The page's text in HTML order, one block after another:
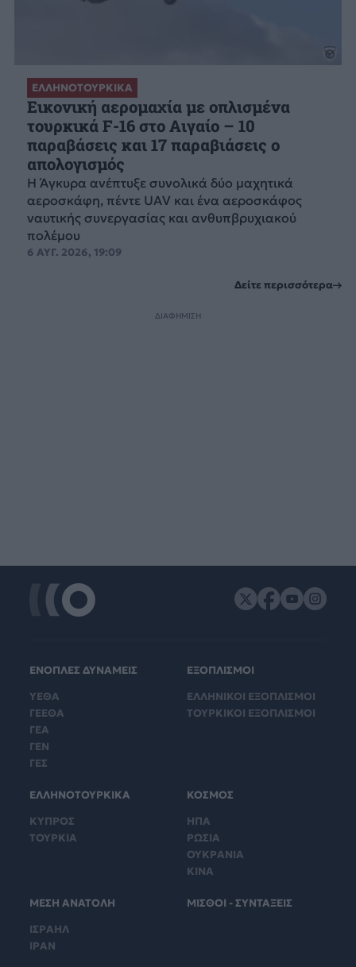
ΕΛΛΗΝΟΤΟΥΡΚΙΚΑ
Εικονική αερομαχία με οπλισμένα
τουρκικά F-16 στο Αιγαίο – 10
παραβάσεις και 17 παραβιάσεις ο
απολογισμός
Η Άγκυρα ανέπτυξε συνολικά δύο μαχητικά
αεροσκάφη, πέντε UAV και ένα αεροσκάφος
ναυτικής συνεργασίας και ανθυπβρυχιακού
πολέμου
6 ΑΥΓ. 2026, 19:09
Δείτε περισσότερα
ΔΙΑΦΗΜΙΣΗ
ΕΝΟΠΛΕΣ ΔΥΝΑΜΕΙΣ
ΥΕΘΑ
ΓΕΕΘΑ
ΓΕΑ
ΓΕΝ
ΓΕΣ
ΕΞΟΠΛΙΣΜΟΙ
ΕΛΛΗΝΙΚΟΙ ΕΞΟΠΛΙΣΜΟΙ
ΤΟΥΡΚΙΚΟΙ ΕΞΟΠΛΙΣΜΟΙ
ΕΛΛΗΝΟΤΟΥΡΚΙΚΑ
ΚΥΠΡΟΣ
ΤΟΥΡΚΙΑ
ΚΟΣΜΟΣ
ΗΠΑ
ΡΩΣΙΑ
ΟΥΚΡΑΝΙΑ
ΚΙΝΑ
ΜΕΣΗ ΑΝΑΤΟΛΗ
ΙΣΡΑΗΛ
ΙΡΑΝ
ΜΙΣΘΟΙ - ΣΥΝΤΑΞΕΙΣ